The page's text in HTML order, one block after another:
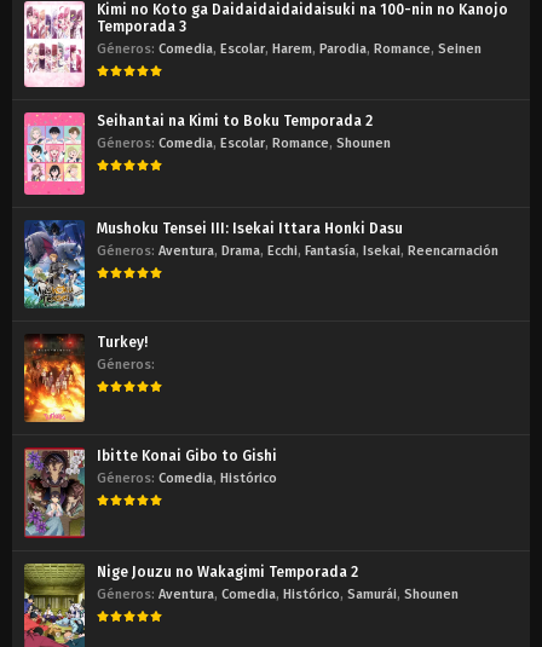
Kimi no Koto ga Daidaidaidaidaisuki na 100-nin no Kanojo
Temporada 3
Géneros: Comedia, Escolar, Harem, Parodia, Romance, Seinen
Seihantai na Kimi to Boku Temporada 2
Géneros: Comedia, Escolar, Romance, Shounen
Mushoku Tensei III: Isekai Ittara Honki Dasu
Géneros: Aventura, Drama, Ecchi, Fantasía, Isekai, Reencarnación
Turkey!
Géneros:
Ibitte Konai Gibo to Gishi
Géneros: Comedia, Histórico
Nige Jouzu no Wakagimi Temporada 2
Géneros: Aventura, Comedia, Histórico, Samurái, Shounen